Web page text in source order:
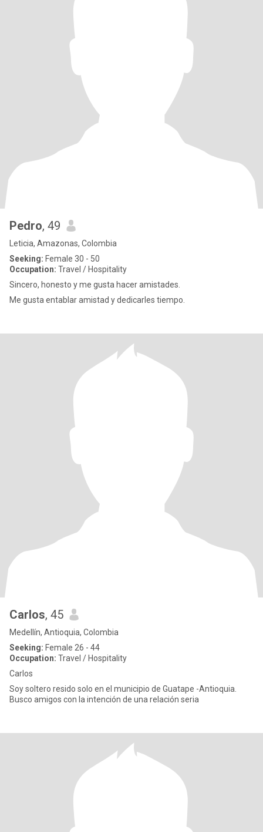
Pedro, 49
Leticia, Amazonas, Colombia
Seeking: Female 30 - 50
Occupation: Travel / Hospitality
Sincero, honesto y me gusta hacer amistades.
Me gusta entablar amistad y dedicarles tiempo.
Carlos, 45
Medellín, Antioquia, Colombia
Seeking: Female 26 - 44
Occupation: Travel / Hospitality
Carlos
Soy soltero resido solo en el municipio de Guatape -Antioquia.
Busco amigos con la intención de una relación seria